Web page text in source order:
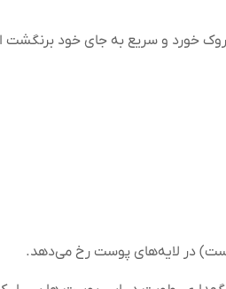
خورد و سریع به جای خود برنگشت
در لایه‌های پوست رخ می‌دهد.